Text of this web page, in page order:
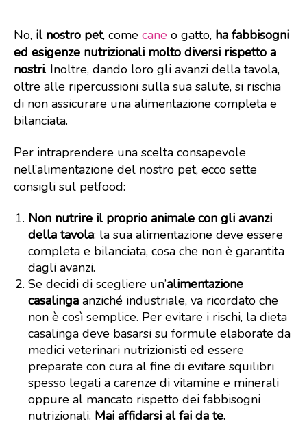
No, il nostro pet, come cane o gatto, ha fabbisogni
ed esigenze nutrizionali molto diversi rispetto a
nostri. Inoltre, dando loro gli avanzi della tavola,
oltre alle ripercussioni sulla sua salute, si rischia
di non assicurare una alimentazione completa e
bilanciata.
Per intraprendere una scelta consapevole
nell’alimentazione del nostro pet, ecco sette
consigli sul petfood:
Non nutrire il proprio animale con gli avanzi
della tavola: la sua alimentazione deve essere
completa e bilanciata, cosa che non è garantita
dagli avanzi.
Se decidi di scegliere un’alimentazione
casalinga anziché industriale, va ricordato che
non è così semplice. Per evitare i rischi, la dieta
casalinga deve basarsi su formule elaborate da
medici veterinari nutrizionisti ed essere
preparate con cura al fine di evitare squilibri
spesso legati a carenze di vitamine e minerali
oppure al mancato rispetto dei fabbisogni
nutrizionali. Mai affidarsi al fai da te.